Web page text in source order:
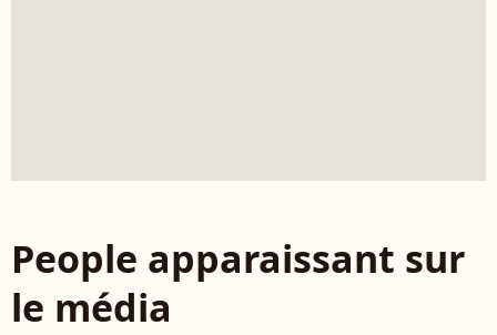
People apparaissant sur
le média